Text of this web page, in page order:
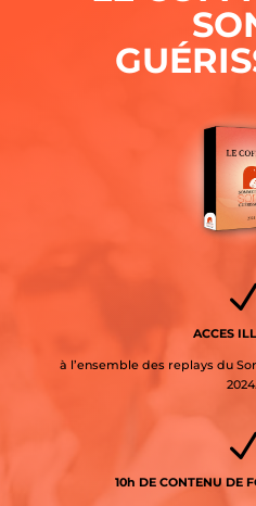
ACCES
à l’ensemble des replays du
2024.
10h DE CONTENU DE